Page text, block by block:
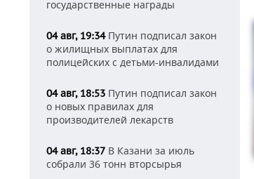
государственные награды
04 авг, 19:34Путин подписал закон
о жилищных выплатах для
полицейских с детьми-инвалидами
04 авг, 18:53 Путин подписал закон
о новых правилах для
производителей лекарств
04 авг, 18:37 В Казани за июль
собрали 36 тонн вторсырья